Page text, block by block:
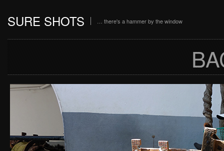
SURE SHOTS … there's a hammer by the window